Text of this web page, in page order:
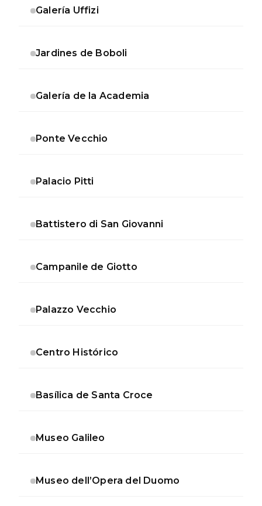
Galería Uffizi
Jardines de Boboli
Galería de la Academia
Ponte Vecchio
Palacio Pitti
Battistero di San Giovanni
Campanile de Giotto
Palazzo Vecchio
Centro Histórico
Basílica de Santa Croce
Museo Galileo
Museo dell’Opera del Duomo